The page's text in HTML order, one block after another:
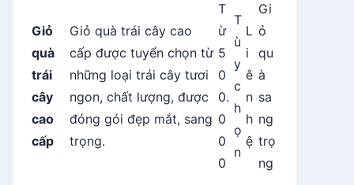
Giỏ
quà
trái
cây
cao
cấp
Giỏ quà trái cây cao
cấp được tuyển chọn từ
những loại trái cây tươi
ngon, chất lượng, được
đóng gói đẹp mắt, sang
trọng.
T
ừ
5
0
0.
0
0
0
T
ù
y
c
h
ọ
n
L
i
ê
n
h
ệ
Gi
ỏ
qu
à
sa
ng
trọ
ng